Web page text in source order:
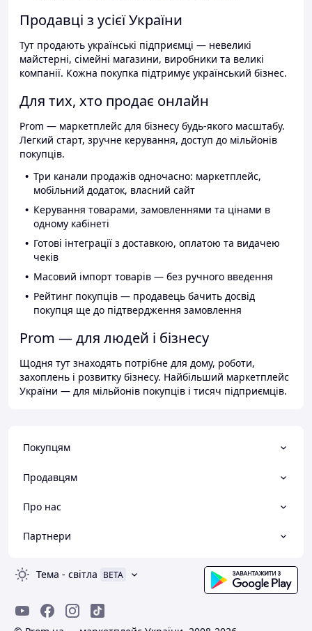
Продавці з усієї України
Тут продають українські підприємці — невеликі
майстерні, сімейні магазини, виробники та великі
компанії. Кожна покупка підтримує український бізнес.
Для тих, хто продає онлайн
Prom — маркетплейс для бізнесу будь-якого масштабу.
Легкий старт, зручне керування, доступ до мільйонів
покупців.
Три канали продажів одночасно: маркетплейс,
мобільний додаток, власний сайт
Керування товарами, замовленнями та цінами в
одному кабінеті
Готові інтеграції з доставкою, оплатою та видачею
чеків
Масовий імпорт товарів — без ручного введення
Рейтинг покупців — продавець бачить досвід
покупця ще до підтвердження замовлення
Prom — для людей і бізнесу
Щодня тут знаходять потрібне для дому, роботи,
захоплень і розвитку бізнесу. Найбільший маркетплейс
України — для мільйонів покупців і тисяч підприємців.
Покупцям
Продавцям
Про нас
Партнери
Тема - світла BETA